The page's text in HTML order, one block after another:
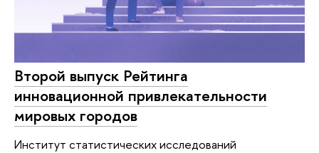
Второй выпуск Рейтинга
инновационной привлекательности
мировых городов
Институт статистических исследований